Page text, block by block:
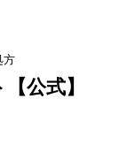
方
公式】